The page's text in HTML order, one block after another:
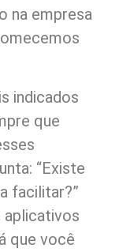
na empresa
indicados
que
“Existe
facilitar?”
aplicativos
que você